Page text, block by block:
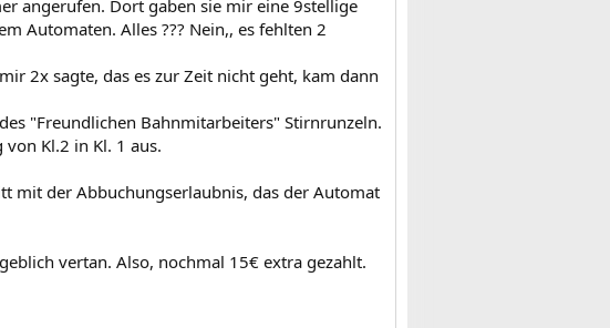
angerufen. Dort gaben sie mir eine 9stellige
Automaten. Alles ??? Nein,, es fehlten 2
2x sagte, das es zur Zeit nicht geht, kam dann
"Freundlichen Bahnmitarbeiters" Stirnrunzeln.
Kl.2 in Kl. 1 aus.
mit der Abbuchungserlaubnis, das der Automat
vertan. Also, nochmal 15€ extra gezahlt.